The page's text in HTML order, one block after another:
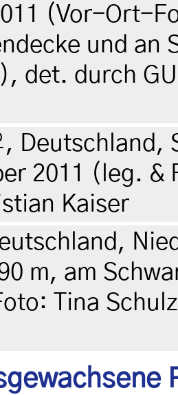
(Vor-Ort-
und an
det. durch
Deutschland,
2011 (leg.
Kaiser
m, am
Tina